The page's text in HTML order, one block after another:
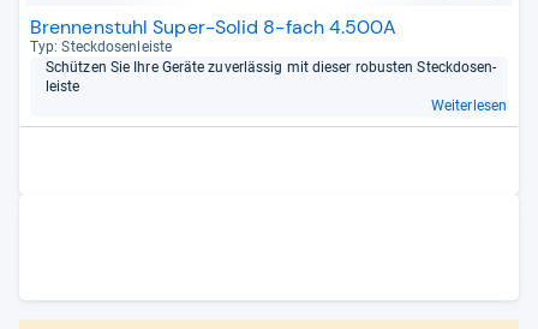
Brennenstuhl Super-Solid 8-fach 4.500A
Typ: Steck­do­sen­leiste
Schüt­zen Sie Ihre Geräte zuver­läs­sig mit die­ser robus­ten Steck­do­sen­
leiste
Weiterlesen